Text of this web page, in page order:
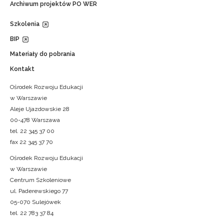
Archiwum projektów PO WER
Szkolenia
BIP
Materiały do pobrania
Kontakt
Ośrodek Rozwoju Edukacji
w Warszawie
Aleje Ujazdowskie 28
00-478 Warszawa
tel. 22 345 37 00
fax 22 345 37 70
Ośrodek Rozwoju Edukacji
w Warszawie
Centrum Szkoleniowe
ul. Paderewskiego 77
05-070 Sulejówek
tel. 22 783 37 84